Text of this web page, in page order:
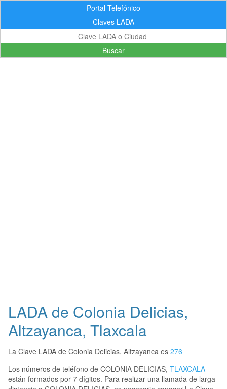
Portal Telefónico
Claves LADA
Buscar
LADA de Colonia Delicias,
Altzayanca, Tlaxcala
La Clave LADA de Colonia Delicias, Altzayanca es 276
Los números de teléfono de COLONIA DELICIAS, TLAXCALA
están formados por 7 dígitos. Para realizar una llamada de larga